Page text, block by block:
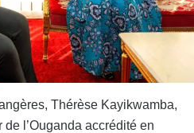
Thérèse Kayikwamba,
l’Ouganda accrédité en